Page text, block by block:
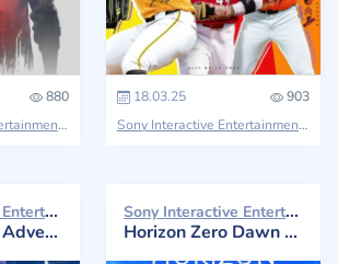
880
Sony Interactive Entertainment
18.03.25
903
Sony Interactive Entertainment
Sony Interactive Entertainment 2024
Sony Interactive Entertainment 2024
Horizon Zero Dawn Remastered